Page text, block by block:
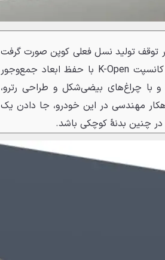
توقف تولید نسل فعلی کوپن صورت گرفت
و مرهمی بر دل هواداران این خودروی کوچک ژاپنی بود. کانسپت K-Open با حفظ ابعاد جمع‌وجور
با چراغ‌های بیضی‌شکل و طراحی رترو،
مهندسی در این خودرو، جا دادن یک
در چنین بدنهٔ کوچکی باشد.